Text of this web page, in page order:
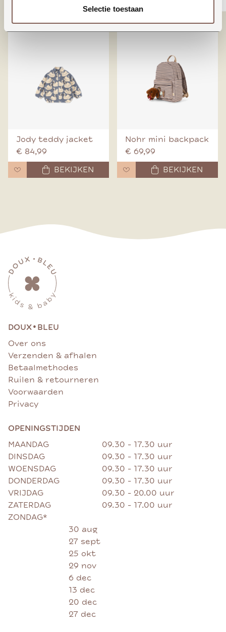
Selectie toestaan
BEKIJKEN
Jody teddy jacket
€ 84,99
BEKIJKEN
Nohr mini backpack
€ 69,99
BEKIJKEN
DOUX• BLEU
Over ons
Verzenden & afhalen
Betaalmethodes
Ruilen & retourneren
Voorwaarden
Privacy
OPENINGSTIJDEN
MAANDAG
09.30 - 17.30 uur
DINSDAG
09.30 - 17.30 uur
WOENSDAG
09.30 - 17.30 uur
DONDERDAG
09.30 - 17.30 uur
VRIJDAG
09.30 - 20.00 uur
ZATERDAG
09.30 - 17.00 uur
ZONDAG*
30 aug
27 sept
25 okt
29 nov
6 dec
13 dec
20 dec
27 dec